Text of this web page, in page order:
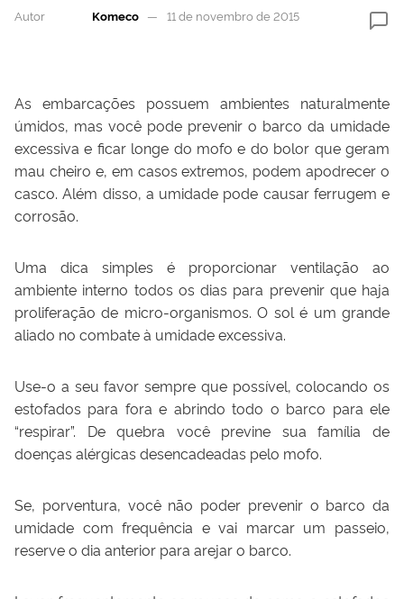
Autor Komeco 11 de novembro de 2015
As embarcações possuem ambientes naturalmente
úmidos, mas você pode prevenir o barco da umidade
excessiva e ficar longe do mofo e do bolor que geram
mau cheiro e, em casos extremos, podem apodrecer o
casco. Além disso, a umidade pode causar ferrugem e
corrosão.
Uma dica simples é proporcionar ventilação ao
ambiente interno todos os dias para prevenir que haja
proliferação de micro-organismos. O sol é um grande
aliado no combate à umidade excessiva.
Use-o a seu favor sempre que possível, colocando os
estofados para fora e abrindo todo o barco para ele
“respirar”. De quebra você previne sua família de
doenças alérgicas desencadeadas pelo mofo.
Se, porventura, você não poder prevenir o barco da
umidade com frequência e vai marcar um passeio,
reserve o dia anterior para arejar o barco.